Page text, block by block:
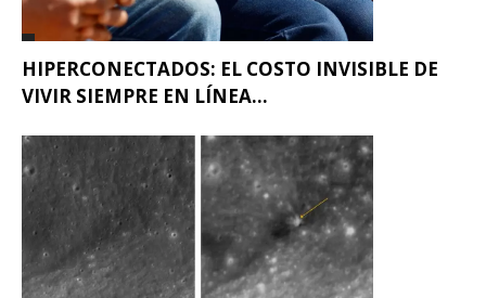
HIPERCONECTADOS: EL COSTO INVISIBLE DE
VIVIR SIEMPRE EN LÍNEA...